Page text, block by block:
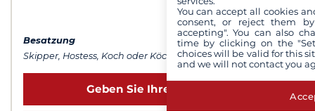
ab 100 000 €
Besatzung
Skipper, Hostess, Koch oder Köchin...
Geben Sie Ihre Daten ein
You can accept all cookies
consent, or reject them
accepting". You can also
time by clicking on the
choices will be valid for this
and we will not contact you